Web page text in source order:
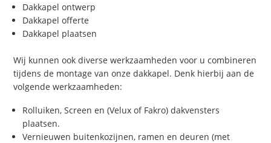
Dakkapel ontwerp
Dakkapel offerte
Dakkapel plaatsen
Wij kunnen ook diverse werkzaamheden voor u combineren
tijdens de montage van onze dakkapel. Denk hierbij aan de
volgende werkzaamheden:
Rolluiken, Screen en (Velux of Fakro) dakvensters
plaatsen.
Vernieuwen buitenkozijnen, ramen en deuren (met